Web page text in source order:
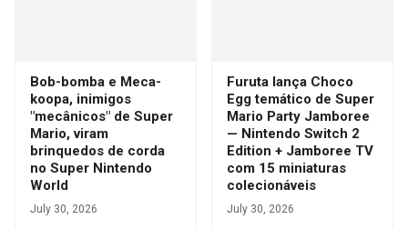
Bob-bomba e Meca-
koopa, inimigos
"mecânicos" de Super
Mario, viram
brinquedos de corda
no Super Nintendo
World
July 30, 2026
Furuta lança Choco
Egg temático de Super
Mario Party Jamboree
— Nintendo Switch 2
Edition + Jamboree TV
com 15 miniaturas
colecionáveis
July 30, 2026